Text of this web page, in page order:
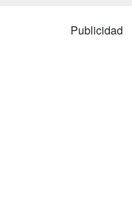
Publicidad